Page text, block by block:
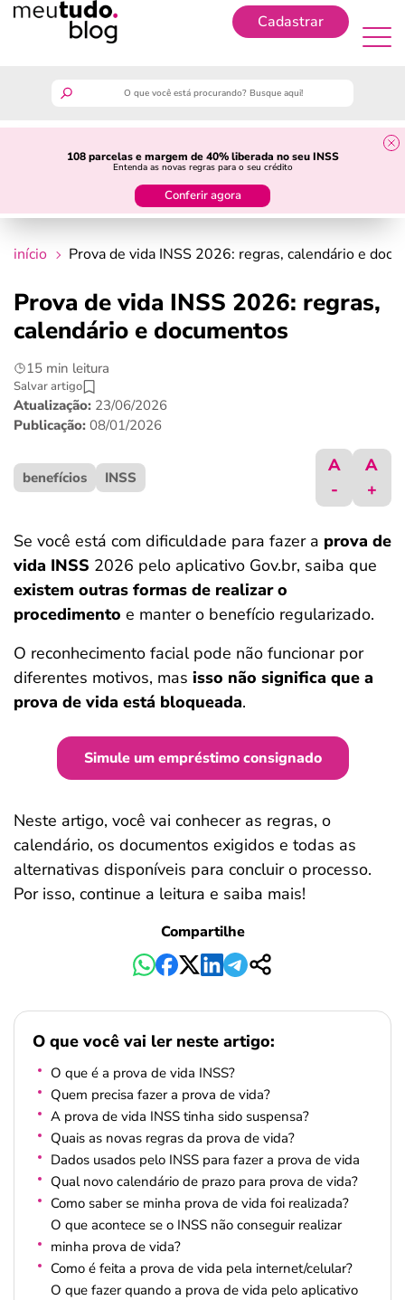
Cadastrar
108 parcelas e margem de 40% liberada no seu INSS
Entenda as novas regras para o seu crédito
Conferir agora
guia do trabalhador
crédito fácil
últimas notícias
ferramentas
início Prova de vida INSS 2026: regras, calendário e
Prova de vida INSS 2026: regras,
calendário e documentos
15 min leitura
Salvar artigo
Atualização: 23/06/2026
Publicação: 08/01/2026
benefícios INSS
A
-
A
+
Se você está com dificuldade para fazer a prova de
vida INSS 2026 pelo aplicativo Gov.br, saiba que
existem outras formas de realizar o
procedimento e manter o benefício regularizado.
O reconhecimento facial pode não funcionar por
diferentes motivos, mas isso não significa que a
prova de vida está bloqueada.
Simule um empréstimo consignado
Neste artigo, você vai conhecer as regras, o
calendário, os documentos exigidos e todas as
alternativas disponíveis para concluir o processo.
Por isso, continue a leitura e saiba mais!
Compartilhe
O que você vai ler neste artigo:
O que é a prova de vida INSS?
Quem precisa fazer a prova de vida?
A prova de vida INSS tinha sido suspensa?
Quais as novas regras da prova de vida?
Dados usados pelo INSS para fazer a prova de vida
Qual novo calendário de prazo para prova de vida?
Como saber se minha prova de vida foi realizada?
O que acontece se o INSS não conseguir realizar
minha prova de vida?
Como é feita a prova de vida pela internet/celular?
O que fazer quando a prova de vida pelo aplicativo